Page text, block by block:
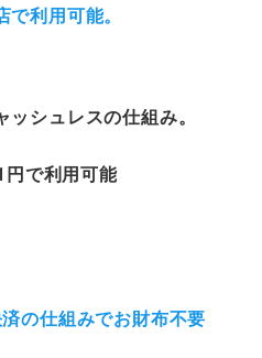
利用可能。
シュレスの仕組み。
で利用可能
の仕組みでお財布不要